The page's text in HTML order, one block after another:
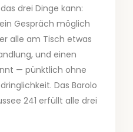
drei Dinge kann:
Gespräch möglich
alle am Tisch etwas
und einen
— pünktlich ohne
Das Barolo
241 erfüllt alle drei